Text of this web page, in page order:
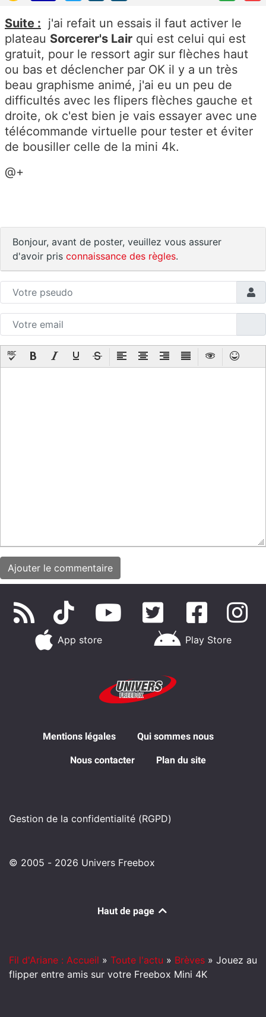
Suite : j'ai refait un essais il faut activer le
plateau Sorcerer's Lair qui est celui qui est
gratuit, pour le ressort agir sur flèches haut
ou bas et déclencher par OK il y a un très
beau graphisme animé, j'ai eu un peu de
difficultés avec les flipers flèches gauche et
droite, ok c'est bien je vais essayer avec une
télécommande virtuelle pour tester et éviter
de bousiller celle de la mini 4k.
@+
Bonjour, avant de poster, veuillez vous assurer
d'avoir pris connaissance des règles.
App store Play Store
Mentions légales Qui sommes nous
Nous contacter Plan du site
Gestion de la confidentialité (RGPD)
© 2005 - 2026 Univers Freebox
Haut de page
Fil d'Ariane : Accueil » Toute l'actu » Brèves » Jouez au
flipper entre amis sur votre Freebox Mini 4K